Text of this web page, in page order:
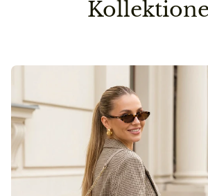
Umwelt nicht unnötig.
Bitte vermeidet den Kontakt zu
oder anderen chemischen
Oberfläche dadurch angegriffen